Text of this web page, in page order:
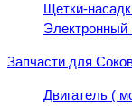
Щетки-
Запчасти для
Двигатель (